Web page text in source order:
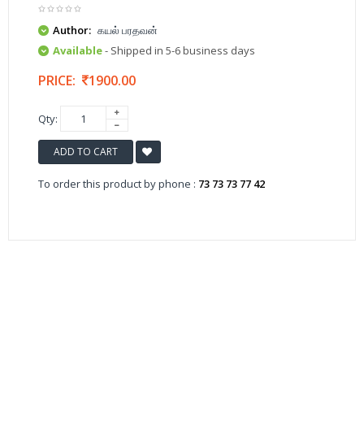
Author: கயல் பரதவன்
Available- Shipped in 5-6 business days
PRICE: 1900.00
Qty:
ADD TO CART
To order this product by phone : 73 73 73 77 42